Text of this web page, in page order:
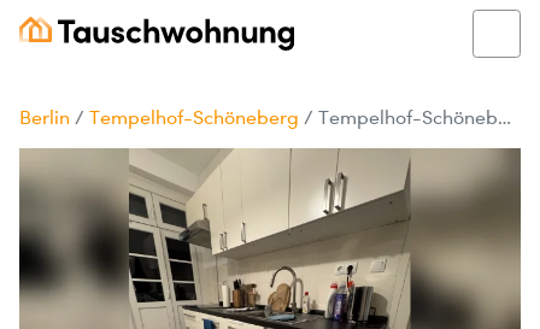
Berlin / Tempelhof-Schöneberg / Tempelhof-Schöneberg: Gemütliche Wohnung